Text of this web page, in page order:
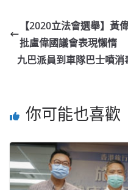
【2020立法會選舉】黃
批盧偉國議會表現懶惰
九巴派員到車隊巴士噴
你可能也喜歡